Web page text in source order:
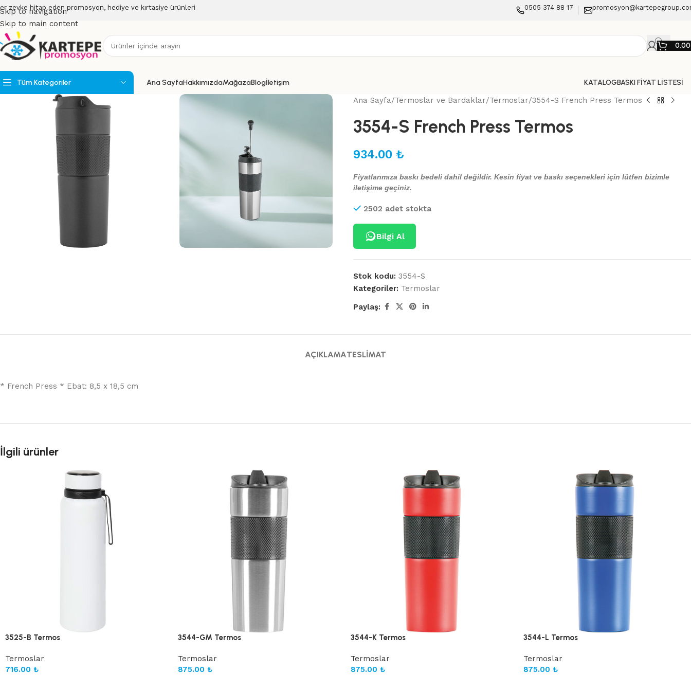
Skip to navigation
Skip to main content
zevke hitap eden promosyon, hediye ve kırtasiye ürünleri 0505 374 88 17
Tüm Kategoriler
Powerbank Organizerler
Teknoloji Ürünleri
Wireless Ürünler
Ana SayfaHakkımızdaMağazaBlogİletişim KATALOGBASKI FİYAT LİSTESİ
Ana Sayfa Termoslar ve Bardaklar Termoslar 3554-S French Press Termos
3554-S French Press Termos
934.00 ₺
Fiyatlarımıza baskı bedeli dahil değildir. Kesin fiyat ve baskı seçenekleri için lütfen bizimle
iletişime geçiniz.
2502 adet stokta
Bilgi Al
Stok kodu: 3554-S
Kategoriler: Termoslar
Paylaş:
AÇIKLAMATESLIMAT
* French Press * Ebat: 8,5 x 18,5 cm
İlgili ürünler
3525-B Termos
Termoslar
716.00 ₺
3544-GM Termos
Termoslar
875.00 ₺
3544-K Termos
Termoslar
875.00 ₺
3544-L Termos
Termoslar
875.00 ₺